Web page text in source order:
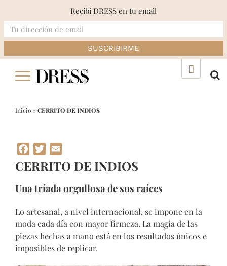
Inicio »CERRITO DE INDIOS
Facebook
Twitter
CERRITO DE INDIOS
Una tríada orgullosa de sus raíces
Lo artesanal, a nivel internacional, se impone en la
moda cada día con mayor firmeza. La magia de las
piezas hechas a mano está en los resultados únicos e
imposibles de replicar.
Recibí DRESS en tu email